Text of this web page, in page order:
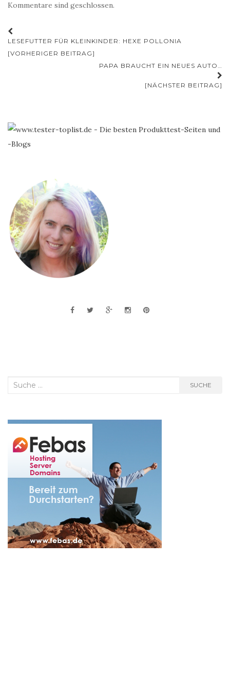
Kommentare sind geschlossen.
Beitrags-
Navigation
LESEFUTTER FÜR KLEINKINDER: HEXE POLLONIA
[VORHERIGER BEITRAG]
PAPA BRAUCHT EIN NEUES AUTO…
[NÄCHSTER BEITRAG]
Suche
SUCHE